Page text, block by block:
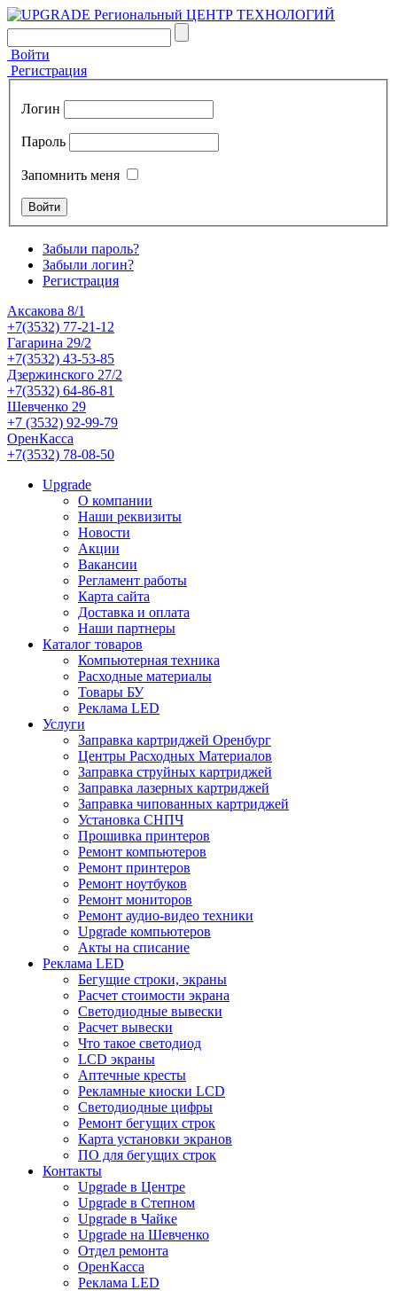
Войти
Регистрация
Логин
Пароль
Запомнить меня
Забыли пароль?
Забыли логин?
Регистрация
Аксакова 8/1
+7(3532) 77-21-12
Гагарина 29/2
+7(3532) 43-53-85
Дзержинского 27/2
+7(3532) 64-86-81
Шевченко 29
+7 (3532) 92-99-79
ОренКасса
+7(3532) 78-08-50
Upgrade
О компании
Наши реквизиты
Новости
Акции
Вакансии
Регламент работы
Карта сайта
Доставка и оплата
Наши партнеры
Каталог товаров
Компьютерная техника
Расходные материалы
Товары БУ
Реклама LED
Услуги
Заправка картриджей Оренбург
Центры Расходных Материалов
Заправка струйных картриджей
Заправка лазерных картриджей
Заправка чипованных картриджей
Установка СНПЧ
Прошивка принтеров
Ремонт компьютеров
Ремонт принтеров
Ремонт ноутбуков
Ремонт мониторов
Ремонт аудио-видео техники
Upgrade компьютеров
Акты на списание
Реклама LED
Бегущие строки, экраны
Расчет стоимости экрана
Светодиодные вывески
Расчет вывески
Что такое светодиод
LCD экраны
Аптечные кресты
Рекламные киоски LCD
Светодиодные цифры
Ремонт бегущих строк
Карта установки экранов
ПО для бегущих строк
Контакты
Upgrade в Центре
Upgrade в Степном
Upgrade в Чайке
Upgrade на Шевченко
Отдел ремонта
ОренКасса
Реклама LED